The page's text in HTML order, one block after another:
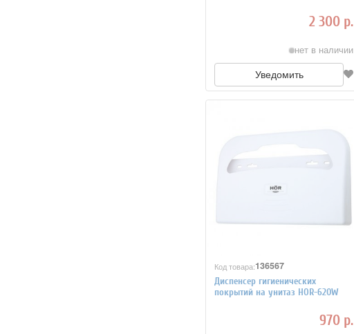
2 300 р.
нет в наличии
Уведомить
Код товара:136567
Диспенсер гигиенических
покрытий на унитаз HOR-620W
970 р.